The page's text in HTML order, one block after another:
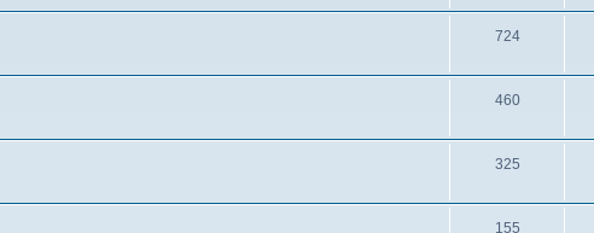
724
460
325
155